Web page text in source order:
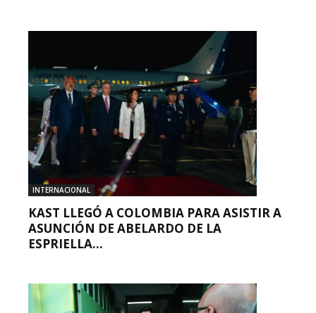
INTERNACIONAL
KAST LLEGÓ A COLOMBIA PARA ASISTIR A
ASUNCIÓN DE ABELARDO DE LA
ESPRIELLA...